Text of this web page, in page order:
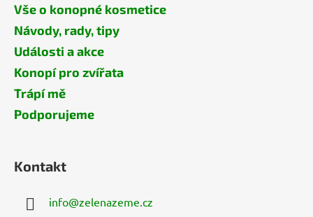
Vše o konopné kosmetice
Návody, rady, tipy
Události a akce
Konopí pro zvířata
Trápí mě
Podporujeme
Kontakt
info@zelenazeme.cz